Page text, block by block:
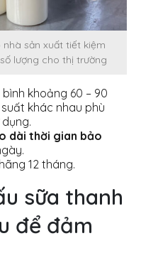
sản xuất tiết kiệm
lượng cho thị trường
khoảng 60 – 90
khác nhau phù
dài thời gian bảo
12 tháng.
sữa thanh
để đảm